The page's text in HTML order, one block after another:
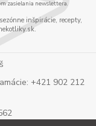
zasielania newslettera.
inšpirácie, recepty,
+421 902 212